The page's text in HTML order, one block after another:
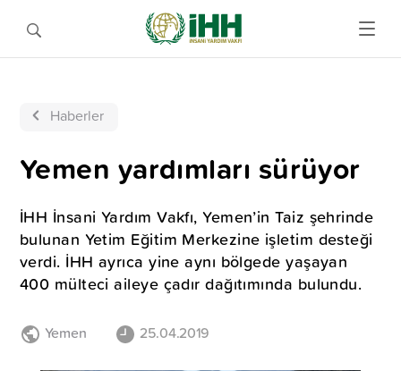
Haberler
Yemen yardımları sürüyor
İHH İnsani Yardım Vakfı, Yemen’in Taiz şehrinde
bulunan Yetim Eğitim Merkezine işletim desteği
verdi. İHH ayrıca yine aynı bölgede yaşayan
400 mülteci aileye çadır dağıtımında bulundu.
Yemen 25.04.2019